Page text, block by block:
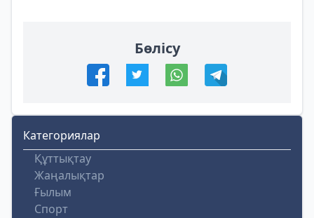
Бөлісу
Категориялар
Құттықтау
Жаңалықтар
Ғылым
Спорт